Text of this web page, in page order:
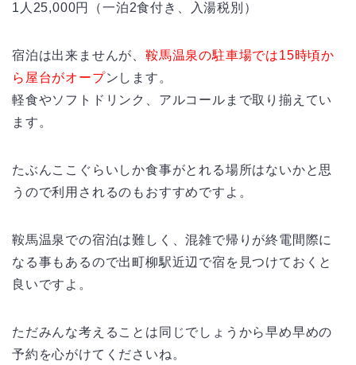
1人25,000円（一泊2食付き、入湯税別）
宿泊は出来ませんが、 鞍馬温泉の駐車場では15時頃か
ら屋台がオープンします。
軽食やソフトドリンク、アルコールまで取り揃えてい
ます。
たぶんここぐらいしか食事がとれる場所はないかと思
うので利用されるのもおすすめですよ。
鞍馬温泉での宿泊は難しく、混雑で帰りが終電間際に
なる事もあるので出町柳駅近辺で宿を見つけておくと
良いですよ。
ただみんな考えることは同じでしょうから早め早めの
予約を心がけてくださいね。